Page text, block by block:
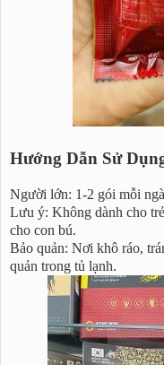
Hướng Dẫn Sử
Người lớn: 1-2 gói mỗi
Lưu ý: Không dành cho
cho con bú.
Bảo quản: Nơi khô ráo,
quản trong tủ lạnh.